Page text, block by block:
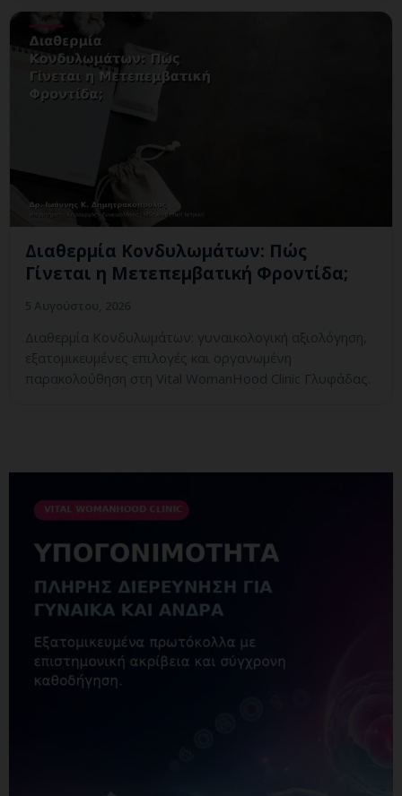
Διαθερμία Κονδυλωμάτων: Πώς
Γίνεται η Μετεπεμβατική Φροντίδα;
Διαθερμία Κονδυλωμάτων: γυναικολογική αξιολόγηση,
εξατομικευμένες επιλογές και οργανωμένη
παρακολούθηση στη Vital WomanHood Clinic Γλυφάδας.